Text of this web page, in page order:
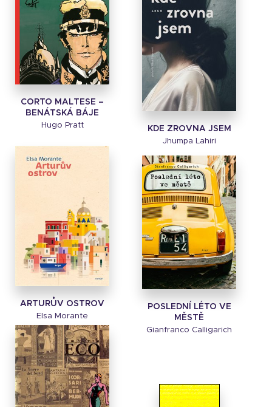
CORTO MALTESE –
BENÁTSKÁ BÁJE
Hugo Pratt KDE ZROVNA JSEM
Jhumpa Lahiri
ARTURŮV OSTROV
Elsa Morante
POSLEDNÍ LÉTO VE
MĚSTĚ
Gianfranco Calligarich